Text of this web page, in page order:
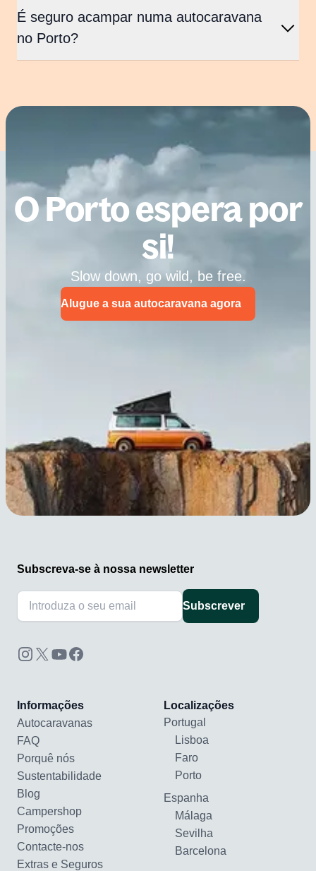
É seguro acampar numa autocaravana
no Porto?
O Porto espera por
si!
Slow down, go wild, be free.
Alugue a sua autocaravana agora
Subscreva-se à nossa newsletter
Subscrever
Informações
Autocaravanas
FAQ
Porquê nós
Sustentabilidade
Blog
Campershop
Promoções
Contacte-nos
Extras e Seguros
Localizações
Portugal
Lisboa
Faro
Porto
Espanha
Málaga
Sevilha
Barcelona